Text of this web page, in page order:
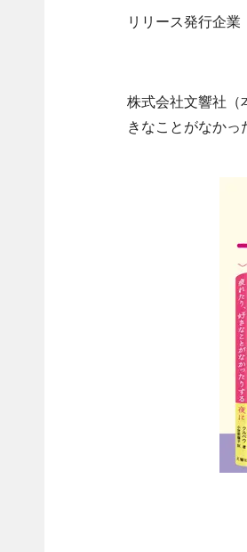
リリース発行企
株式会社文響社（
きなことがなかっ